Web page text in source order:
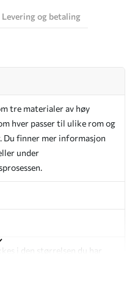
Levering og betaling
tre materialer av høy
hver passer til ulike rom og
Du finner mer informasjon
under
i den størrelsen du har